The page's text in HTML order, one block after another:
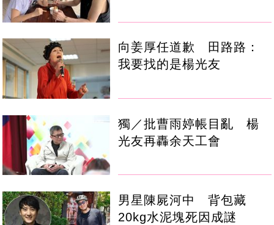
向姜厚任道歉 田路路：
我要找的是楊光友
獨／批曹雨婷帳目亂 楊
光友再轟余天工會
男星陳屍河中 背包藏
20kg水泥塊死因成謎